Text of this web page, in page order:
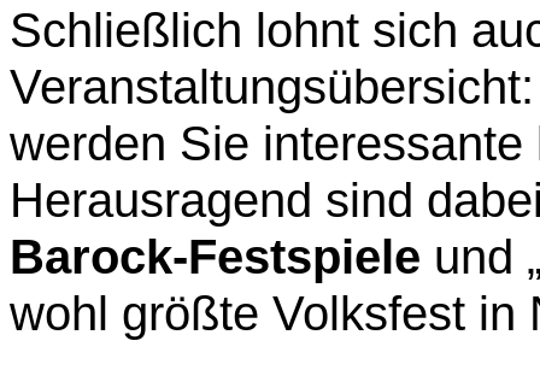
Schließlich lohnt sich
werden Sie
Herausragend sind
Barock-Festspiele und
wohl größte Volksfest in